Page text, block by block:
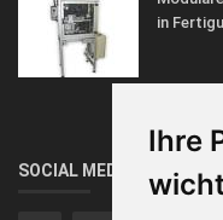
Ihre
in
SOCIAL MEDIA